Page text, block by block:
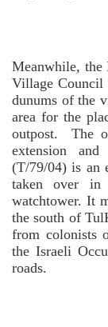
Meanwhile, the
Village Council
dunums of the
area for the
outpost.The
extension
(T/79/04) is an
taken over
watchtower. It
the south of
from colonists
the Israeli
roads.